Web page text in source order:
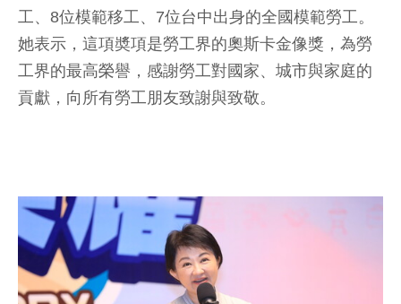
工、8位模範移工、7位台中出身的全國模範勞工。
她表示，這項奬項是勞工界的奧斯卡金像獎，為勞
工界的最高榮譽，感謝勞工對國家、城市與家庭的
貢獻，向所有勞工朋友致謝與致敬。